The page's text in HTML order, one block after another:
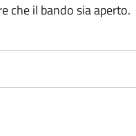
che il bando sia aperto.